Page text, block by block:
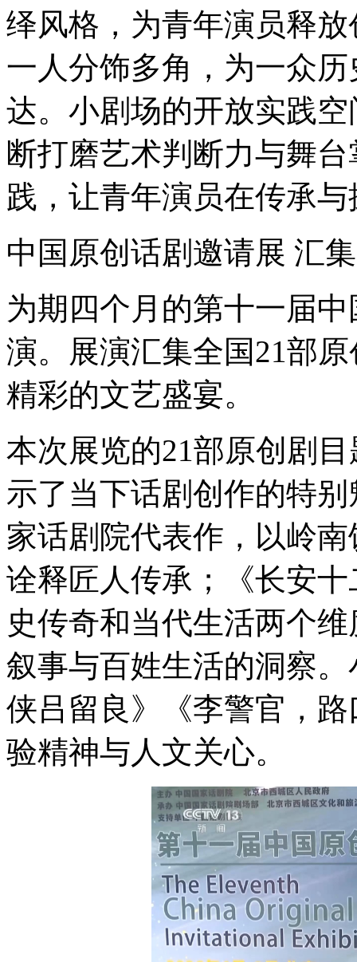
绎风格，为青年演员释
一人分饰多角，为一众
达。小剧场的开放实践
断打磨艺术判断力与舞
践，让青年演员在传承
中国原创话剧邀请展 汇
为期四个月的第十一届
演。展演汇集全国21部
精彩的文艺盛宴。
本次展览的21部原创剧
示了当下话剧创作的特
家话剧院代表作，以岭
诠释匠人传承；《长安
史传奇和当代生活两个
叙事与百姓生活的洞察
侠吕留良》《李警官，
验精神与人文关心。